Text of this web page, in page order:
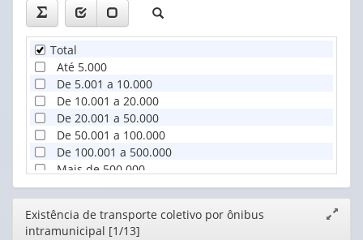
Total
Até 5.000
De 5.001 a 10.000
De 10.001 a 20.000
De 20.001 a 50.000
De 50.001 a 100.000
De 100.001 a 500.000
Mais de 500.000
Editor
Existência de transporte coletivo por ônibus
intramunicipal [1/13]